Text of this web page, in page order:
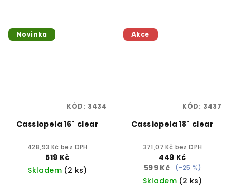
Novinka
Cassiopeia 16" clear
428,93 Kč bez DPH
519 Kč
Skladem (2 ks)
KÓD: 3434
Akce
Cassiopeia 18" clear
371,07 Kč bez DPH
449 Kč
599 Kč
(–25 %)
Skladem (2 ks)
KÓD: 3437